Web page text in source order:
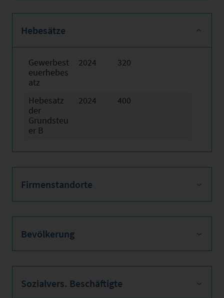
Hebesätze
Gewerbest
euerhebes
atz
2024 320
Hebesatz
der
Grundsteu
er B
2024 400
Firmenstandorte
Bevölkerung
Sozialvers. Beschäftigte